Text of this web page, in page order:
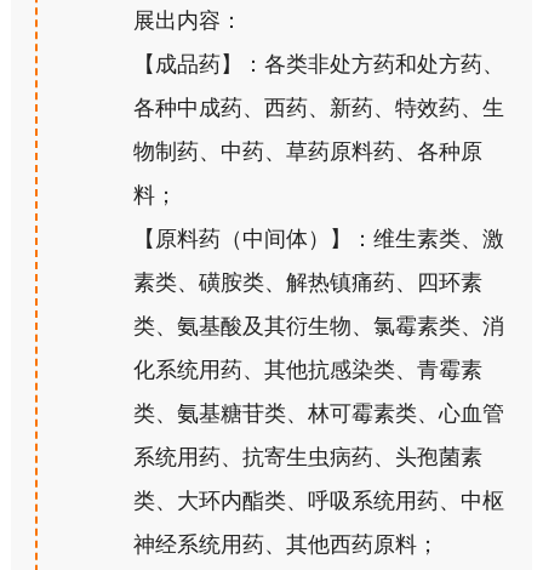
展出内容：
【成品药】：各类非处方药和处方药、
各种中成药、西药、新药、特效药、生
物制药、中药、草药原料药、各种原
料；
【原料药（中间体）】：维生素类、激
素类、磺胺类、解热镇痛药、四环素
类、氨基酸及其衍生物、氯霉素类、消
化系统用药、其他抗感染类、青霉素
类、氨基糖苷类、林可霉素类、心血管
系统用药、抗寄生虫病药、头孢菌素
类、大环内酯类、呼吸系统用药、中枢
神经系统用药、其他西药原料；